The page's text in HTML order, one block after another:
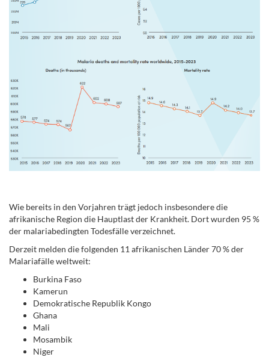
Wie bereits in den Vorjahren trägt jedoch insbesondere die
afrikanische Region die Hauptlast der Krankheit. Dort wurden 95 %
der malariabedingten Todesfälle verzeichnet.
Derzeit melden die folgenden 11 afrikanischen Länder 70 % der
Malariafälle weltweit:
Burkina Faso
Kamerun
Demokratische Republik Kongo
Ghana
Mali
Mosambik
Niger